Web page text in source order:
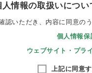
人情報の取扱いにつ
認いただき、内容に同意のう
個人情報保
ウェブサイト・プラ
上記に同意